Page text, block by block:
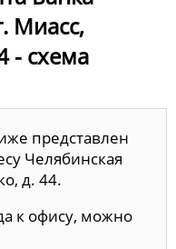
Миасс,
- схема
представлен
Челябинская
д. 44.
к офису, можно